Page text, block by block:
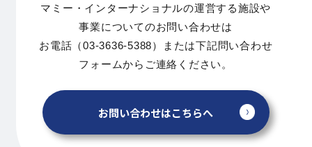
マミー・インターナショナルの運営する施設や
事業についてのお問い合わせは
お電話（03-3636-5388）または下記問い合わせ
フォームからご連絡ください。
お問い合わせはこちらへ